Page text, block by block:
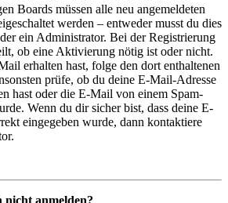
Boards müssen alle neu angemeldeten
werden – entweder musst du dies
ein Administrator. Bei der Registrierung
ob eine Aktivierung nötig ist oder nicht.
erhalten hast, folge den dort enthaltenen
prüfe, ob du deine E-Mail-Adresse
hast oder die E-Mail von einem Spam-
Wenn du dir sicher bist, dass deine E-
eingegeben wurde, dann kontaktiere